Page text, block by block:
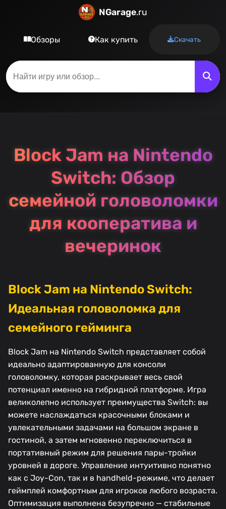
NGarage.ru
Обзоры Как купить Скачать
Block Jam на Nintendo
Switch: Обзор
семейной головоломки
для кооператива и
вечеринок
Block Jam на Nintendo Switch:
Идеальная головоломка для
семейного гейминга
Block Jam на Nintendo Switch представляет собой
идеально адаптированную для консоли
головоломку, которая раскрывает весь свой
потенциал именно на гибридной платформе. Игра
великолепно использует преимущества Switch: вы
можете наслаждаться красочными блоками и
увлекательными задачами на большом экране в
гостиной, а затем мгновенно переключиться в
портативный режим для решения пары-тройки
уровней в дороге. Управление интуитивно понятно
как с Joy-Con, так и в handheld-режиме, что делает
геймплей комфортным для игроков любого возраста.
Оптимизация выполнена безупречно — стабильные